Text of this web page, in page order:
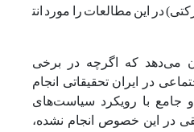
در این مطالعات را مورد انت
می‌دهد که اگرچه در برخی
در ایران تحقیقاتی انجام
با رویکرد سیاست‌های
در این خصوص انجام نشده،